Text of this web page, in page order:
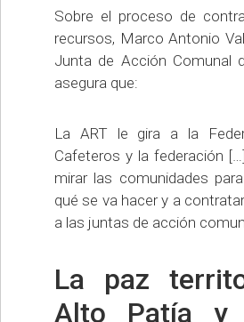
Sobre el proceso de
recursos, Marco Antonio
Junta de Acción Comunal
asegura que:
La ART le gira a la
Cafeteros y la federación
mirar las comunidades
qué se va hacer y a
a las juntas de acción
La paz
Alto Patía y